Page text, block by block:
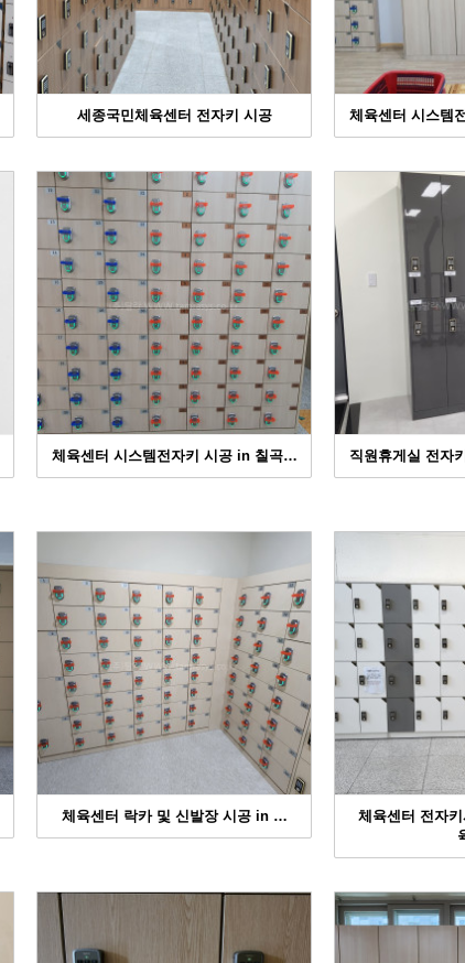
세종국민체육센터 전자키 시공 체육센터 시스템
체육센터 시스템전자키 시공 in 칠곡… 직원휴게실 전자
체육센터 락카 및 신발장 시공 in …
체육센터 전자